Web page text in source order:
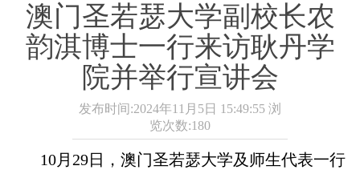
澳门圣若瑟大学副校长农
韵淇博士一行来访耿丹学
院并举行宣讲会
发布时间:2024年11月5日 15:49:55 浏
览次数:180
10月29日，澳门圣若瑟大学及师生代表一行